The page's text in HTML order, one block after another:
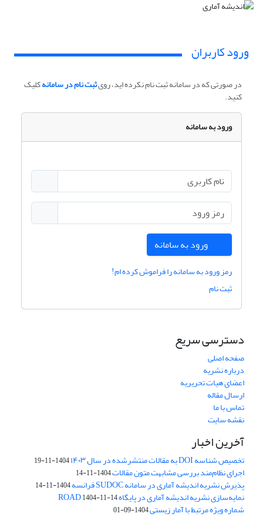
ورود کاربران
در صورتی که در سامانه ثبت نام نکرده اید، رویثبت نام در سامانهکلیک
کنید.
ورود به سامانه
ورود به سامانه
رمز ورود به سامانه را فراموش کرده ام!
ثبت نام
دسترسی سریع
صفحه اصلی
درباره نشریه
اعضای هیات تحریریه
ارسال مقاله
تماس با ما
نقشه سایت
آخرین اخبار
تخصیص شناسه DOI به مقالات منتشرشده در سال ۱۴۰۳ 1404-11-19
اجرای نظام‌مند بررسی مشابهت متون مقالات1404-11-14
پذیرش نشریه اندیشه آماری در سامانه SUDOC فرانسه 1404-11-14
نمایه‌سازی نشریه اندیشه آماری در پایگاه ROAD1404-11-14
شماره ویژه مرتبط با آمار زیستی1404-09-01